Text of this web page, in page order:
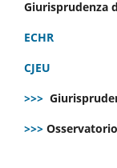
Giurisprudenza
ECHR
CJEU
>>>
>>>